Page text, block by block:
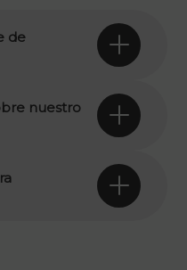
de
nuestro